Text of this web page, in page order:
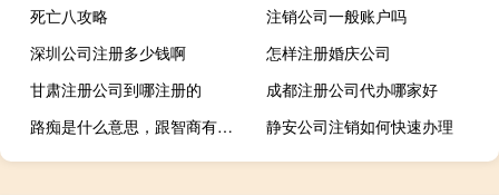
死亡八攻略
注销公司一般账户吗
深圳公司注册多少钱啊
怎样注册婚庆公司
甘肃注册公司到哪注册的
成都注册公司代办哪家好
路痴是什么意思，跟智商有关系吗什么梗
静安公司注销如何快速办理